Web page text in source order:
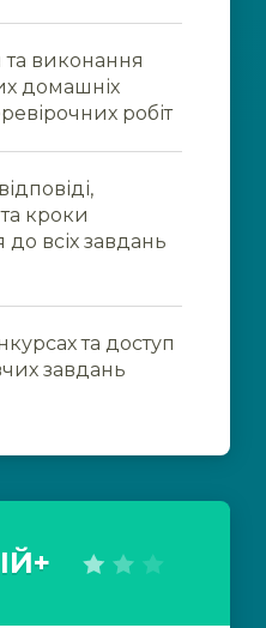
виконання
домашніх
робіт
кроки
до всіх завдань
та доступ
завдань